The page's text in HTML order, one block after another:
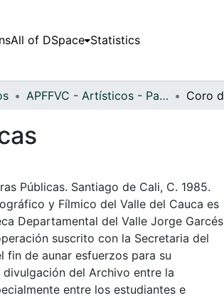
All of DSpace Statistics
APFFVC - Artísticos - Patrimonial
Públicas. Santiago de Cali, C. 1985.
y Fílmico del Valle del Cauca es
Departamental del Valle Jorge Garcés
suscrito con la Secretaria del
fin de aunar esfuerzos para su
del Archivo entre la
entre los estudiantes e